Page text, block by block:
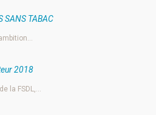
SANS TABAC
2018
la FSDL,…